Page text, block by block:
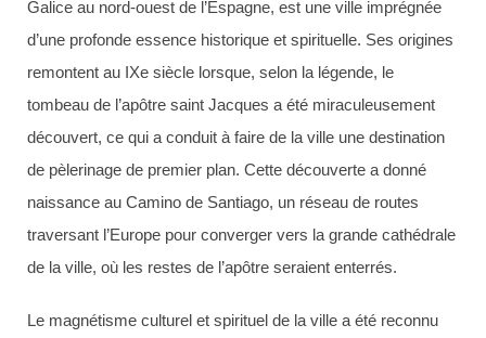
Galice au nord-ouest de l’Espagne, est une ville imprégnée
d’une profonde essence historique et spirituelle. Ses origines
remontent au IXe siècle lorsque, selon la légende, le
tombeau de l’apôtre saint Jacques a été miraculeusement
découvert, ce qui a conduit à faire de la ville une destination
de pèlerinage de premier plan. Cette découverte a donné
naissance au Camino de Santiago, un réseau de routes
traversant l’Europe pour converger vers la grande cathédrale
de la ville, où les restes de l’apôtre seraient enterrés.
Le magnétisme culturel et spirituel de la ville a été reconnu